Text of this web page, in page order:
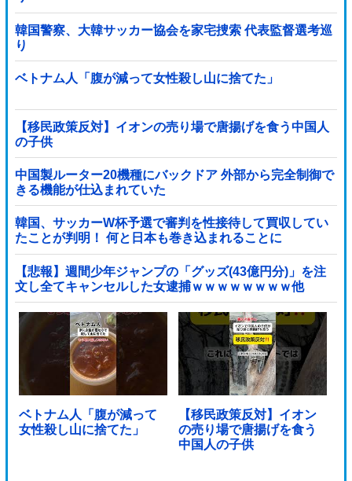
韓国警察、大韓サッカー協会を家宅捜索 代表監督選考巡
り
ベトナム人「腹が減って女性殺し山に捨てた」
【移民政策反対】イオンの売り場で唐揚げを食う中国人
の子供
中国製ルーター20機種にバックドア 外部から完全制御で
きる機能が仕込まれていた
韓国、サッカーW杯予選で審判を性接待して買収してい
たことが判明！ 何と日本も巻き込まれることに
【悲報】週間少年ジャンプの「グッズ(43億円分)」を注
文し全てキャンセルした女逮捕ｗｗｗｗｗｗｗｗ他
ベトナム人「腹が減って
女性殺し山に捨てた」
【移民政策反対】イオン
の売り場で唐揚げを食う
中国人の子供